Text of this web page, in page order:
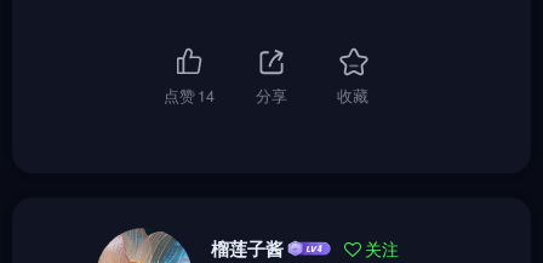
点赞14 分享 收藏
榴莲子酱 关注